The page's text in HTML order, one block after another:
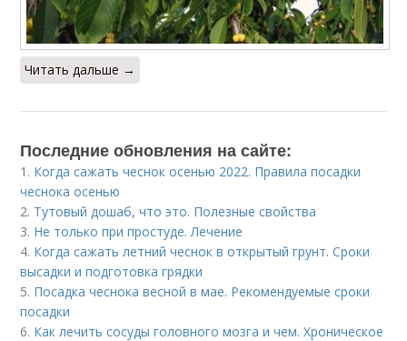
Читать дальше →
Последние обновления на сайте:
1. Когда сажать чеснок осенью 2022. Правила посадки
чеснока осенью
2. Тутовый дошаб, что это. Полезные свойства
3. Не только при простуде. Лечение
4. Когда сажать летний чеснок в открытый грунт. Сроки
высадки и подготовка грядки
5. Посадка чеснока весной в мае. Рекомендуемые сроки
посадки
6. Как лечить сосуды головного мозга и чем. Хроническое